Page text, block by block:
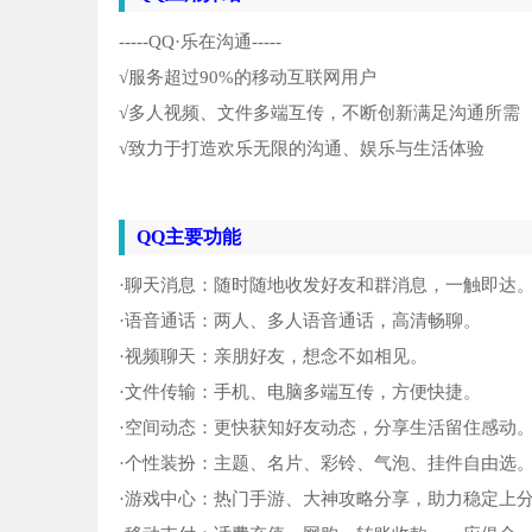
-----QQ·乐在沟通-----
√服务超过90%的移动互联网用户
√多人视频、文件多端互传，不断创新满足沟通所需
√致力于打造欢乐无限的沟通、娱乐与生活体验
QQ主要功能
·聊天消息：随时随地收发好友和群消息，一触即达。
·语音通话：两人、多人语音通话，高清畅聊。
·视频聊天：亲朋好友，想念不如相见。
·文件传输：手机、电脑多端互传，方便快捷。
·空间动态：更快获知好友动态，分享生活留住感动。
·个性装扮：主题、名片、彩铃、气泡、挂件自由选。
·游戏中心：热门手游、大神攻略分享，助力稳定上分
7 创